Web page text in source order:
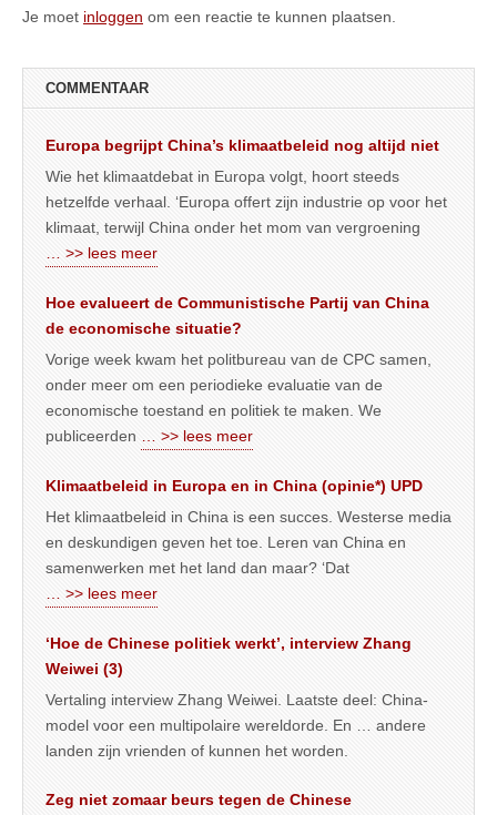
Je moet inloggen om een reactie te kunnen plaatsen.
COMMENTAAR
Europa begrijpt China’s klimaatbeleid nog altijd niet
Wie het klimaatdebat in Europa volgt, hoort steeds
hetzelfde verhaal. ‘Europa offert zijn industrie op voor het
klimaat, terwijl China onder het mom van vergroening
… >> lees meer
Hoe evalueert de Communistische Partij van China
de economische situatie?
Vorige week kwam het politbureau van de CPC samen,
onder meer om een periodieke evaluatie van de
economische toestand en politiek te maken. We
publiceerden … >> lees meer
Klimaatbeleid in Europa en in China (opinie*) UPD
Het klimaatbeleid in China is een succes. Westerse media
en deskundigen geven het toe. Leren van China en
samenwerken met het land dan maar? ‘Dat
… >> lees meer
‘Hoe de Chinese politiek werkt’, interview Zhang
Weiwei (3)
Vertaling interview Zhang Weiwei. Laatste deel: China-
model voor een multipolaire wereldorde. En … andere
landen zijn vrienden of kunnen het worden.
Zeg niet zomaar beurs tegen de Chinese